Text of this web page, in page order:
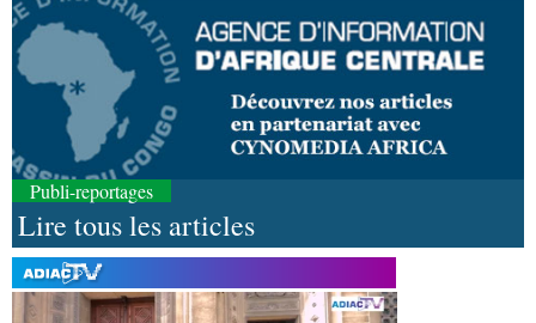
Publi-reportages
Lire tous les articles
08-08-2026 01:25
EnvironnementForêts : des techniciens formés à
l'utilisation d'un logiciel d'évaluation des